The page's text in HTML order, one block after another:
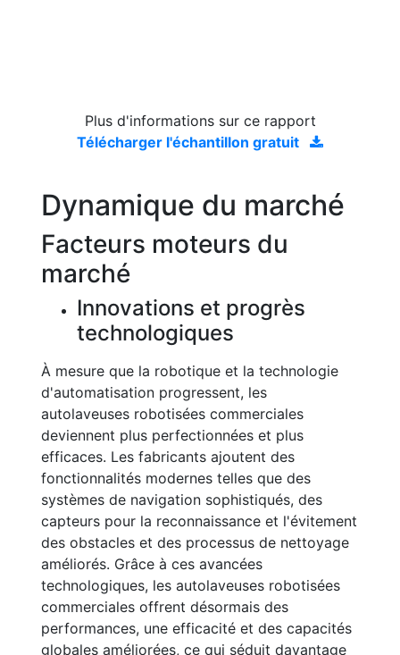
Plus d'informations sur ce rapport
Télécharger l'échantillon gratuit
Dynamique du marché
Facteurs moteurs du
marché
Innovations et progrès
technologiques
À mesure que la robotique et la technologie
d'automatisation progressent, les
autolaveuses robotisées commerciales
deviennent plus perfectionnées et plus
efficaces. Les fabricants ajoutent des
fonctionnalités modernes telles que des
systèmes de navigation sophistiqués, des
capteurs pour la reconnaissance et l'évitement
des obstacles et des processus de nettoyage
améliorés. Grâce à ces avancées
technologiques, les autolaveuses robotisées
commerciales offrent désormais des
performances, une efficacité et des capacités
globales améliorées, ce qui séduit davantage